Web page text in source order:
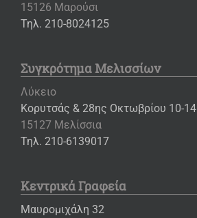
15126 Μαρούσι
Τηλ. 210-8024125
Συγκρότημα Μελισσίων
Λύκειο
Κορυτσάς & 28ης Οκτωβρίου 10-14
15127 Μελίσσια
Τηλ. 210-6139017
Κεντρικά Γραφεία
Μαυρομιχάλη 32